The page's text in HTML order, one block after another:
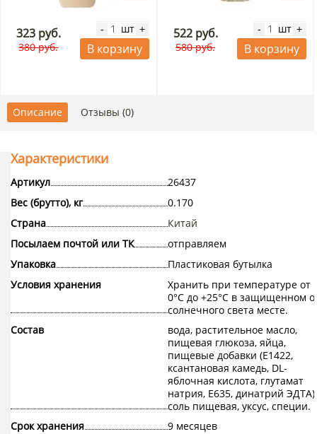
323 руб.
380 руб.
- шт +
В корзину
522 руб.
580 руб.
- шт +
В корзину
Описание Отзывы (0)
Характеристики
Артикул
26437
Вес (брутто), кг
0.170
Страна
Китай
Посылаем почтой или ТК
отправляем
Упаковка
Пластиковая бутылка
Условия хранения
Хранить при температуре от
0°С до +25°С в защищенном
солнечного света месте.
Состав
вода, растительное масло,
пищевая глюкоза, яйца,
пищевые добавки (Е1422,
ксантановая камедь, DL-
яблочная кислота, глутамат
натрия, Е635, динатрий ЭДТА),
соль пищевая, уксус, специи.
Срок хранения
9 месяцев